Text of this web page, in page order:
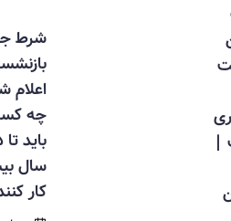
شرط جدید
بازنشستگی
اعلام شد |
چه کسانی
باید تا ۵
سال بیشتر
کار کنند؟